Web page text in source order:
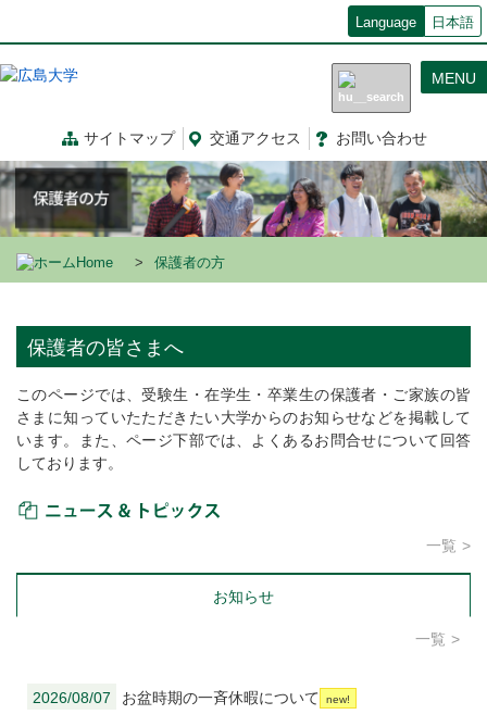
コ
ツ
に
移
動
Language 日本語
サイトマップ 交通アクセス お問い合わせ
MENU
Home 保護者の方
保護者の皆さまへ
このページでは、受験生・在学生・卒業生の保護者・ご家族の皆
さまに知っていたただきたい大学からのお知らせなどを掲載して
います。また、ページ下部では、よくあるお問合せについて回答
しております。
一覧
お知らせ
一覧
2026/08/07 お盆時期の一斉休暇について